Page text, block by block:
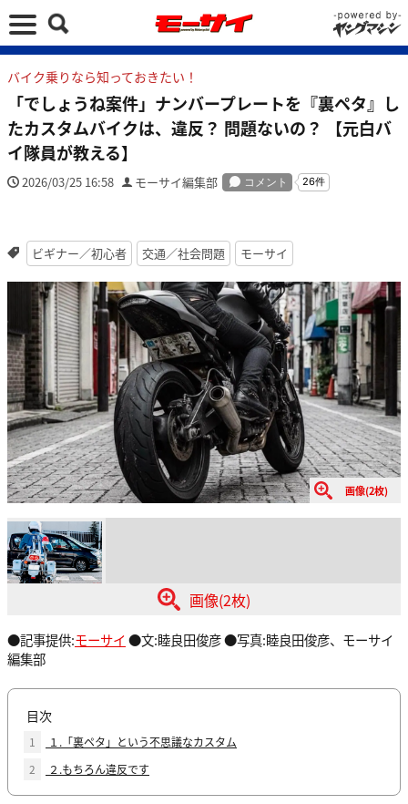
バイク乗りなら知っておきたい！
「でしょうね案件」ナンバープレートを『裏ペタ』し
たカスタムバイクは、違反？ 問題ないの？ 【元白バ
イ隊員が教える】
2026/03/25 16:58 モーサイ編集部
ビギナー／初心者 交通／社会問題 モーサイ
画像(2枚)
画像(2枚)
●記事提供:モーサイ●文:睦良田俊彦 ●写真:睦良田俊彦、モーサイ
編集部
目次
1
１.「裏ペタ」という不思議なカスタム
2
２.もちろん違反です